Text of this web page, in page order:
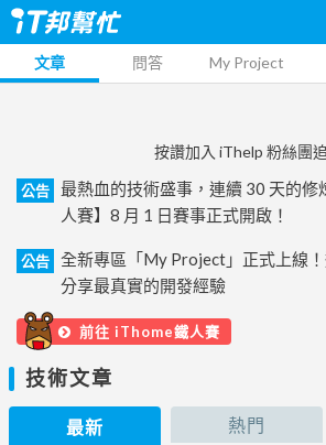
文章 問答 My Project
按讚加入 iThelp 粉絲團
公告
最熱血的技術盛事，連續 30 天的修
人賽】8 月 1 日賽事正式開啟！
公告
全新專區「My Project」正式上線！
分享最真實的開發經驗
前往 iThome鐵人賽
技術文章
最新 熱門